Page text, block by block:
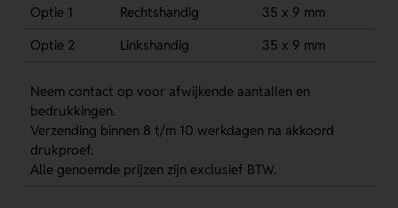
Optie 1
Rechtshandig
35 x 9 mm
Optie 2
Linkshandig 35 x 9 mm
Neem contact op voor afwijkende aantallen en
bedrukkingen.
Verzending binnen 8 t/m 10 werkdagen na akkoord
drukproef.
Alle genoemde prijzen zijn exclusief BTW.